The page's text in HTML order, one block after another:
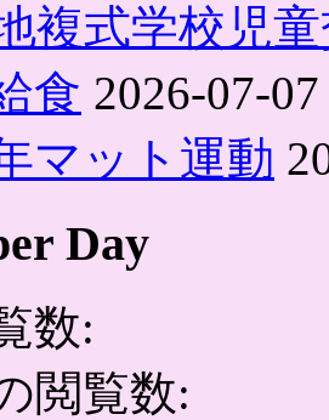
複式学校児
食 2026-07-07
マット運動
Day
数:
閲覧数: